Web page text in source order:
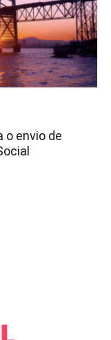
o envio de